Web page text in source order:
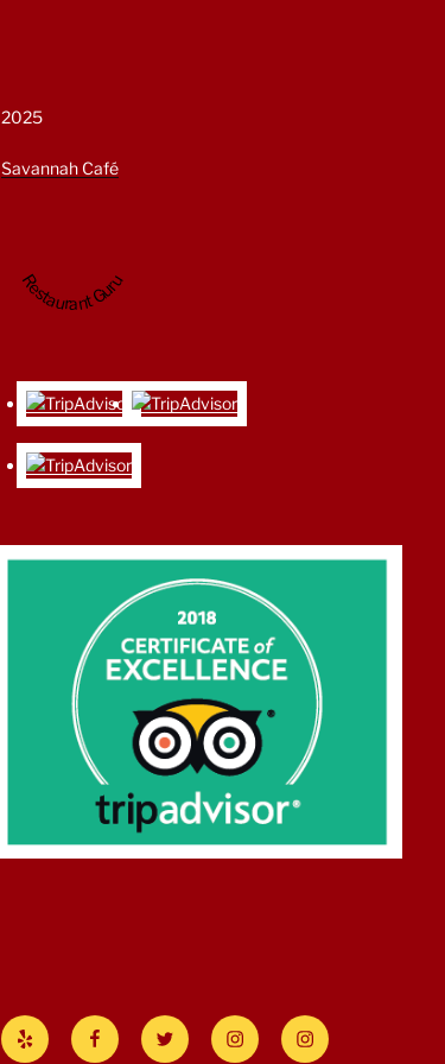
2025
Savannah Café
Restaurant Guru
Yelp FacebookTwitter Instagram#Savannah
Cafe